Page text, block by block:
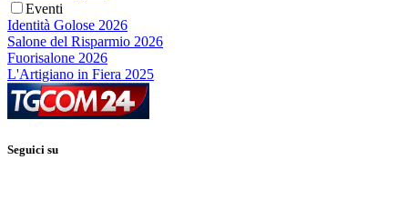
Eventi
Identità Golose 2026
Salone del Risparmio 2026
Fuorisalone 2026
L'Artigiano in Fiera 2025
Seguici su